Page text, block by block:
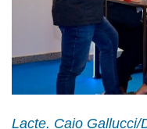
Lacte. Caio Gallucci/